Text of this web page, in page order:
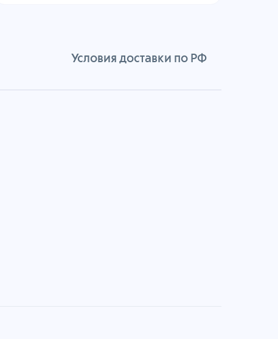
Условия доставки по РФ